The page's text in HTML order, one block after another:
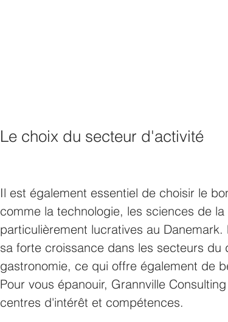
Le choix du secteur d'activité
Il est également essentiel de choisir le
comme la technologie, les sciences de
particulièrement lucratives au
sa forte croissance dans les secteurs
gastronomie, ce qui offre également de
Pour vous épanouir, Grannville
centres d'intérêt et compétences.